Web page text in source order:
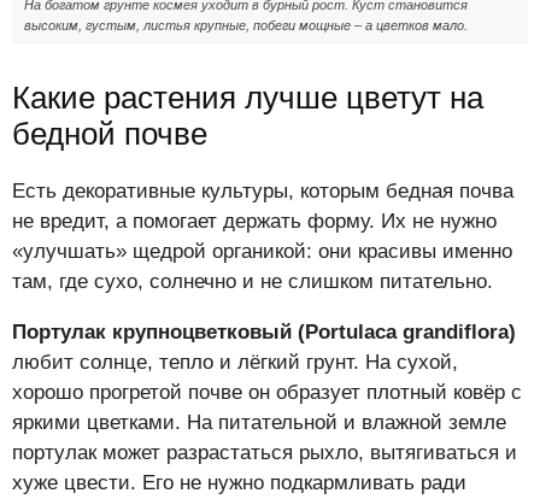
На богатом грунте космея уходит в бурный рост. Куст становится
высоким, густым, листья крупные, побеги мощные – а цветков мало.
Какие растения лучше цветут на
бедной почве
Есть декоративные культуры, которым бедная почва
не вредит, а помогает держать форму. Их не нужно
«улучшать» щедрой органикой: они красивы именно
там, где сухо, солнечно и не слишком питательно.
Портулак крупноцветковый (Portulaca grandiflora)
любит солнце, тепло и лёгкий грунт. На сухой,
хорошо прогретой почве он образует плотный ковёр с
яркими цветками. На питательной и влажной земле
портулак может разрастаться рыхло, вытягиваться и
хуже цвести. Его не нужно подкармливать ради